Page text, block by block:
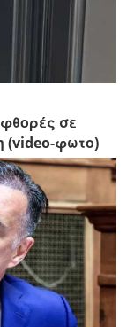
σε
(video-φωτο)